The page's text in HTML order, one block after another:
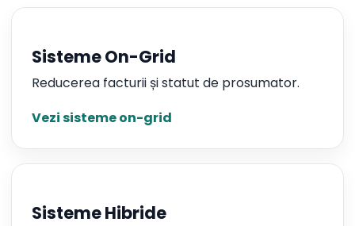
Sisteme On-Grid
Reducerea facturii și statut de prosumator.
Vezi sisteme on-grid
Sisteme Hibride